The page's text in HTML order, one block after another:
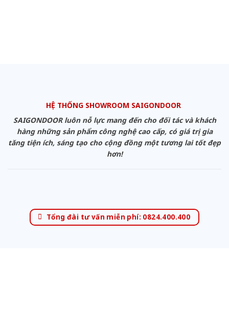
HỆ THỐNG SHOWROOM SAIGONDOOR
SAIGONDOOR luôn nỗ lực mang đến cho đối tác và khách
hàng những sản phẩm công nghệ cao cấp, có giá trị gia
tăng tiện ích, sáng tạo cho cộng đồng một tương lai tốt đẹp
hơn!
Tổng đài tư vấn miễn phí: 0824.400.400